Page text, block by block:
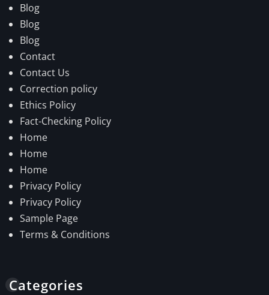
Blog
Blog
Blog
Contact
Contact Us
Correction policy
Ethics Policy
Fact-Checking Policy
Home
Home
Home
Privacy Policy
Privacy Policy
Sample Page
Terms & Conditions
Categories